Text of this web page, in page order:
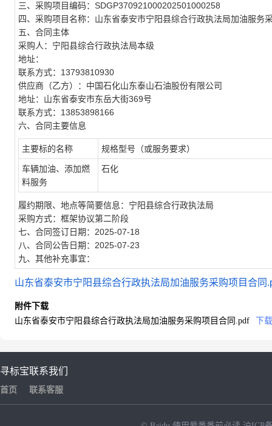
三、采购项目编码：SDGP370921000202501000258
四、采购项目名称：山东省泰安市宁阳县综合行政执法局加油服务
五、合同主体
采购人：宁阳县综合行政执法局本级
地址：
联系方式：13793810930
供应商（乙方）：中国石化山东泰山石油股份有限公司
地址：山东省泰安市东岳大街369号
联系方式：13853898166
六、合同主要信息
主要标的名称 规格型号（或服务要求）
车辆加油、添加燃
料服务
石化
履约期限、地点等简要信息：宁阳县综合行政执法局
采购方式：框架协议第二阶段
七、合同签订日期：2025-07-18
八、合同公告日期：2025-07-23
九、其他补充事宜：
山东省泰安市宁阳县综合行政执法局加油服务采购项目合同
附件下载
山东省泰安市宁阳县综合行政执法局加油服务采购项目合同.pdf
下载
寻标宝
首页
联系我们
联系客服